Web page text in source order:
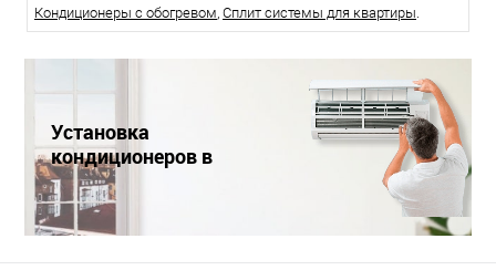
Кондиционеры с обогревом, Сплит системы для квартиры.
Установка
кондиционеров в
Краснодаре